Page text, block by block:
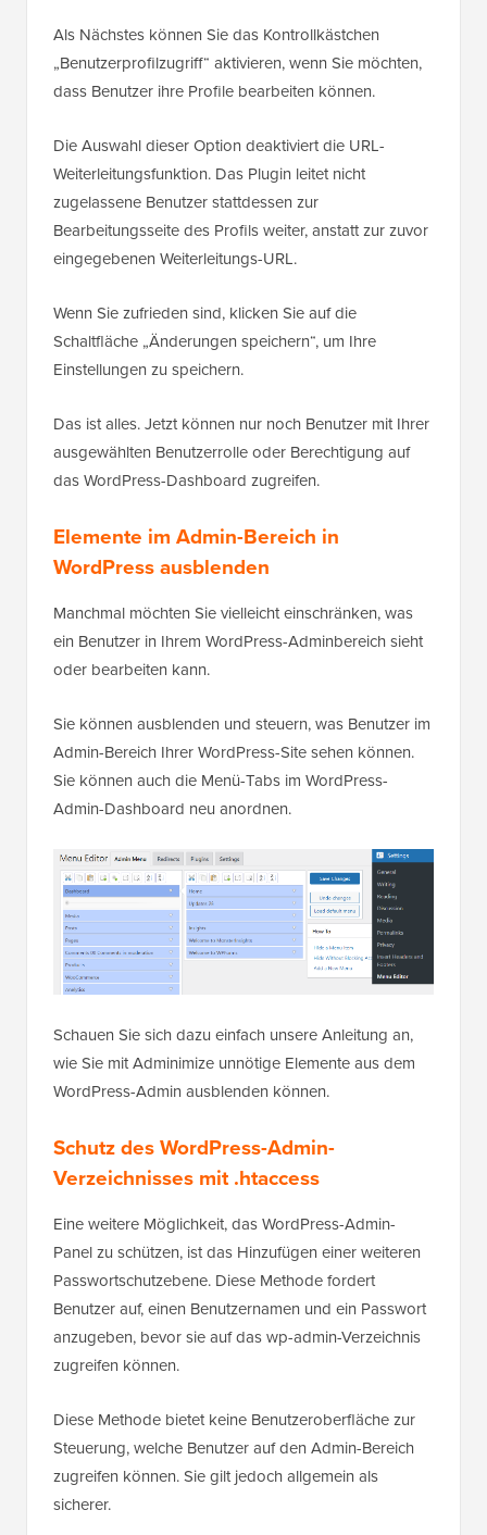
Als Nächstes können Sie das Kontrollkästchen
„Benutzerprofilzugriff“ aktivieren, wenn Sie möchten,
dass Benutzer ihre Profile bearbeiten können.
Die Auswahl dieser Option deaktiviert die URL-
Weiterleitungsfunktion. Das Plugin leitet nicht
zugelassene Benutzer stattdessen zur
Bearbeitungsseite des Profils weiter, anstatt zur zuvor
eingegebenen Weiterleitungs-URL.
Wenn Sie zufrieden sind, klicken Sie auf die
Schaltfläche „Änderungen speichern“, um Ihre
Einstellungen zu speichern.
Das ist alles. Jetzt können nur noch Benutzer mit Ihrer
ausgewählten Benutzerrolle oder Berechtigung auf
das WordPress-Dashboard zugreifen.
Elemente im Admin-Bereich in
WordPress ausblenden
Manchmal möchten Sie vielleicht einschränken, was
ein Benutzer in Ihrem WordPress-Adminbereich sieht
oder bearbeiten kann.
Sie können ausblenden und steuern, was Benutzer im
Admin-Bereich Ihrer WordPress-Site sehen können.
Sie können auch die Menü-Tabs im WordPress-
Admin-Dashboard neu anordnen.
Schauen Sie sich dazu einfach unsere Anleitung an,
wie Sie mit Adminimize unnötige Elemente aus dem
WordPress-Admin ausblenden können.
Schutz des WordPress-Admin-
Verzeichnisses mit .htaccess
Eine weitere Möglichkeit, das WordPress-Admin-
Panel zu schützen, ist das Hinzufügen einer weiteren
Passwortschutzebene. Diese Methode fordert
Benutzer auf, einen Benutzernamen und ein Passwort
anzugeben, bevor sie auf das wp-admin-Verzeichnis
zugreifen können.
Diese Methode bietet keine Benutzeroberfläche zur
Steuerung, welche Benutzer auf den Admin-Bereich
zugreifen können. Sie gilt jedoch allgemein als
sicherer.